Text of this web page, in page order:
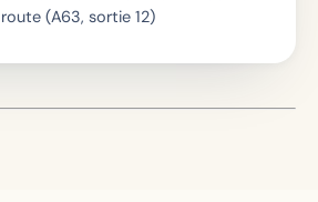
route (A63, sortie 12)